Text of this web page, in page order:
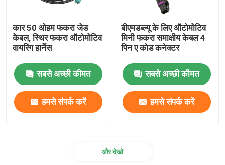
कार 50 ओहम फकरा जेड
केबल, स्थिर फकरा ऑटोमोटिव
वायरिंग हार्नेस
सबसे अच्छी कीमत
हमसे संपर्क करें
बीएमडब्ल्यू के लिए ऑटोमोटिव
मिनी फकरा समाक्षीय केबल 4
पिन ए कोड कनेक्टर
सबसे अच्छी कीमत
हमसे संपर्क करें
और देखो